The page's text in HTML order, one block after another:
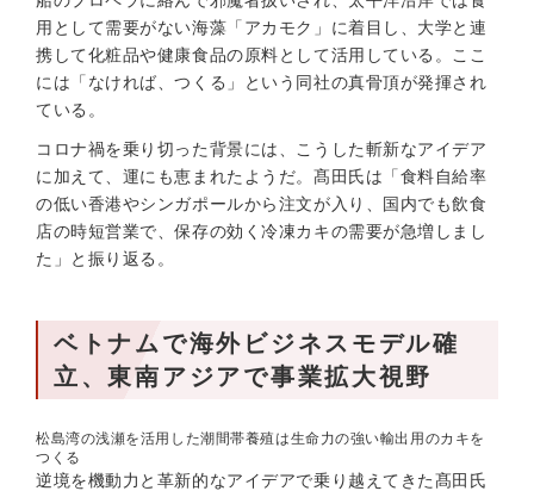
用として需要がない海藻「アカモク」に着目し、大学と連
携して化粧品や健康食品の原料として活用している。ここ
には「なければ、つくる」という同社の真骨頂が発揮され
ている。
コロナ禍を乗り切った背景には、こうした斬新なアイデア
に加えて、運にも恵まれたようだ。髙田氏は「食料自給率
の低い香港やシンガポールから注文が入り、国内でも飲食
店の時短営業で、保存の効く冷凍カキの需要が急増しまし
た」と振り返る。
ベトナムで海外ビジネスモデル確
立、東南アジアで事業拡大視野
松島湾の浅瀬を活用した潮間帯養殖は生命力の強い輸出用のカキを
つくる
逆境を機動力と革新的なアイデアで乗り越えてきた髙田氏